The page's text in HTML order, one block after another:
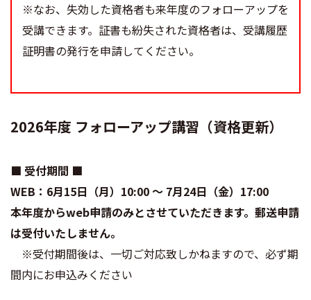
※なお、失効した資格者も来年度のフォローアップを
受講できます。証書も紛失された資格者は、受講履歴
証明書の発行を申請してください。
2026年度 フォローアップ講習（資格更新）
■ 受付期間 ■
WEB：6月15日（月）10:00 ～ 7月24日（金）17:00
本年度からweb申請のみとさせていただきます。郵送申請
は受付いたしません。
※受付期間後は、一切ご対応致しかねますので、必ず期
間内にお申込みください